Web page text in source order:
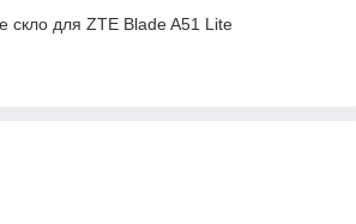
скло для ZTE Blade A51 Lite